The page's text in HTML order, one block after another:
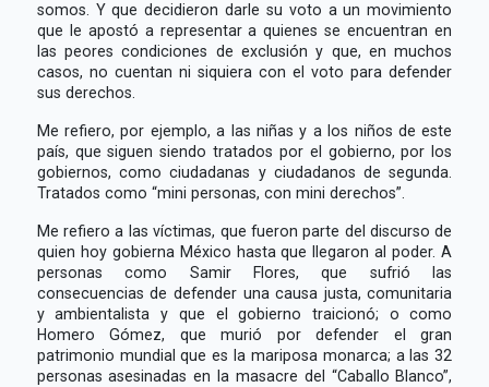
somos. Y que decidieron darle su voto a un movimiento
que le apostó a representar a quienes se encuentran en
las peores condiciones de exclusión y que, en muchos
casos, no cuentan ni siquiera con el voto para defender
sus derechos.
Me refiero, por ejemplo, a las niñas y a los niños de este
país, que siguen siendo tratados por el gobierno, por los
gobiernos, como ciudadanas y ciudadanos de segunda.
Tratados como “mini personas, con mini derechos”.
Me refiero a las víctimas, que fueron parte del discurso de
quien hoy gobierna México hasta que llegaron al poder. A
personas como Samir Flores, que sufrió las
consecuencias de defender una causa justa, comunitaria
y ambientalista y que el gobierno traicionó; o como
Homero Gómez, que murió por defender el gran
patrimonio mundial que es la mariposa monarca; a las 32
personas asesinadas en la masacre del “Caballo Blanco”,